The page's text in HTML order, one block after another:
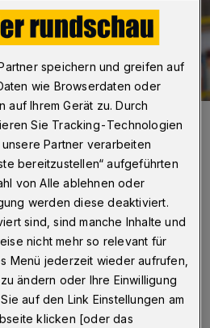
und Inflation: Es
sich Sorgen zu machen.
die Stimmung an den
speichern und greifen auf
wie Browserdaten oder
auf Ihrem Gerät zu. Durch
Sie Tracking-Technologien
Partner verarbeiten
bereitzustellen“ aufgeführten
von Alle ablehnen oder
werden diese deaktiviert.
sind, sind manche Inhalte und
nicht mehr so relevant für
Menü jederzeit wieder aufrufen,
ändern oder Ihre Einwilligung
auf den Link Einstellungen am
klicken [oder das